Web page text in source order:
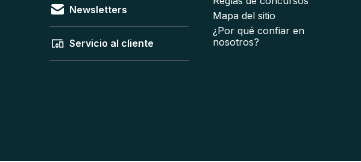
Newsletters
Servicio al cliente
Mapa del sitio
¿Por qué confiar en
nosotros?